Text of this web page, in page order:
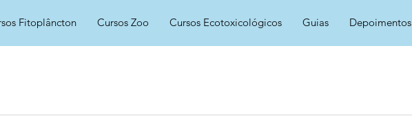
Fitoplâncton Cursos Zoo Cursos Ecotoxicológicos Guias Depoimentos